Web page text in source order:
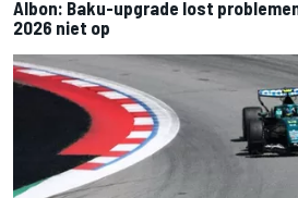
Albon: Baku-upgrade lost
2026 niet op